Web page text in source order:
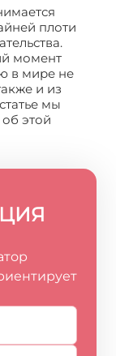
плоти
момент
в мире не
и из
мы
этой